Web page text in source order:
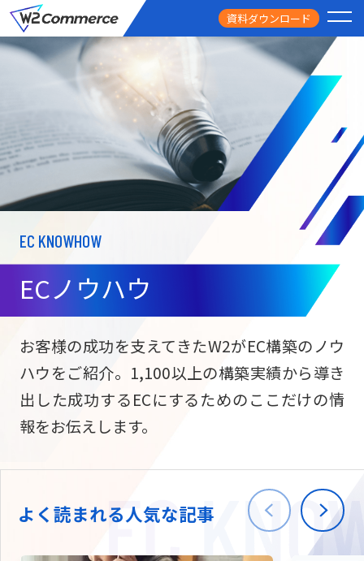
資料ダウンロード
サービス
ECサイト構築
サブスク/定期通販
ECサイト構築
海外進出・現地
W2
PRICE
料金
FEATURE
導入事例
USEFUL
お役立ち情報
NEWS
ニュース
会社情報
TW
EC KNOWHOW
ECノウハウ
お客様の成功を支えてきたW2がEC構築のノウ
ハウをご紹介。1,100以上の構築実績から導き
出した成功するECにするためのここだけの情
報をお伝えします。
よく読まれる人気な記事